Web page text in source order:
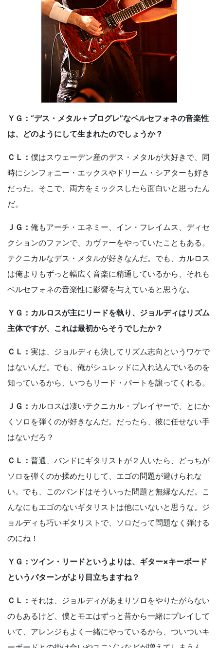
ＹＧ：“デス・メタル＋プログレ”なペルセフォネの音楽性
は、どのようにして生まれたのでしょうか？
ＣＬ： 僕はスウェーデン産のデス・メタルが大好きで、同
時にシンフォニー・エックスやドリーム・シアターも好き
だった。そこで、両方をミックスしたら面白いと思ったん
だ。
ＪＧ： 俺もアーチ・エネミー、イン・フレイムス、ディセ
クションのファンで、カヴァーをやっていたこともある。
テクニカルなデス・メタルが好きなんだ。でも、カルロス
は俺よりもずっと幅広く音楽に精通しているから、それも
ペルセフォネの音楽性に影響を与えていると思うな。
ＹＧ：カルロスが主にリードを執り、ジョルディはリズム
主体ですが、これは最初からそうでしたか？
ＣＬ： 実は、ジョルディも決してリズム志向というワケで
はないんだ。でも、俺がシュレッドに入れ込んでいるのを
知っているから、いつもリード・パートを譲ってくれる。
ＪＧ： カルロスは凄いテクニカル・プレイヤーで、とにか
くソロを弾くのが好きなんだ。だったら、彼に任せない手
はないだろ？
ＣＬ： 普通、バンドにギタリストが２人いたら、どっちが
ソロを弾くのか揉めたりして、エゴの問題が避けられな
い。でも、このバンドはそういった問題と無縁なんだ。こ
んなにもエゴのないギタリストは他にいないと思うな。ジ
ョルディも巧いギタリストで、ソロだって問題なく弾ける
のにね！
ＹＧ：ツイン・リードというよりは、ギター×キーボード
というパターンがより目立ちますね？
ＣＬ： それは、ジョルディがあまりソロをやりたがらない
のもあるけど、僕とモエはずっと昔から一緒にプレイして
いて、アレンジもよく一緒にやっているから、ついついキ